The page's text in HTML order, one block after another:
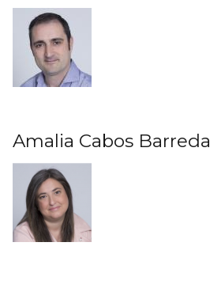
Amalia Cabos Barreda